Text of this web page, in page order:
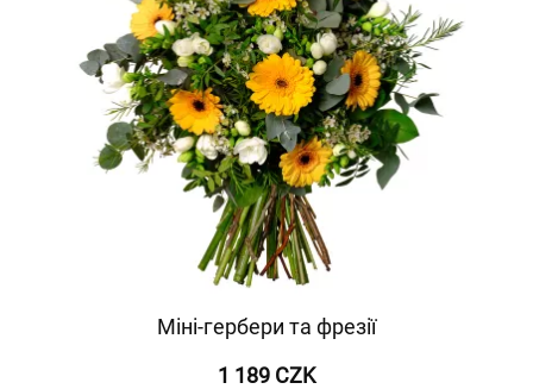
Міні-гербери та фрезії
1 189 CZK